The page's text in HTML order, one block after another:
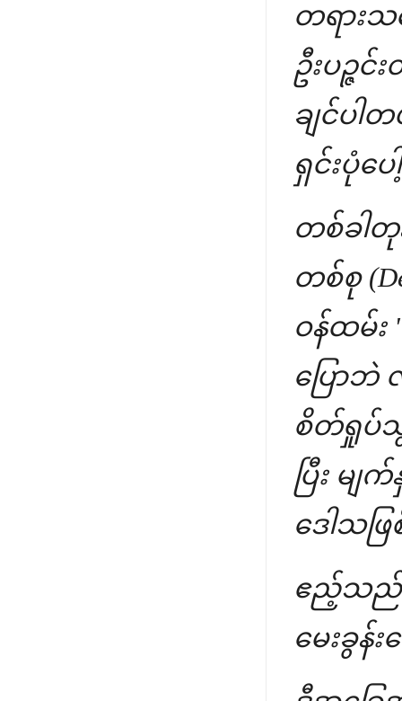
တရားသ
ဦးပဉ္ဇ
ချင်ပါ
ရှင်းပုံပေ
တစ်ခါတု
တစ်စု
ဝန်ထမ်
ပြော
စိတ်ရှုပ်သွ
ပြီး မ
ဒေါသဖ
ဧည့်သည်
မေးခွန်